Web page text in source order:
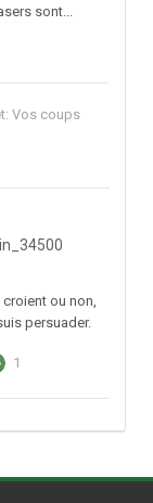
sont...
Vos coups
ou non,
persuader.
1